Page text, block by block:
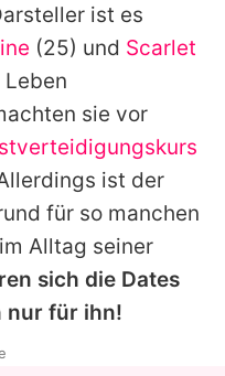
ist es
(25) und Scarlet
sie vor
ist der
für so manchen
Alltag seiner
sich die Dates
nur für ihn!